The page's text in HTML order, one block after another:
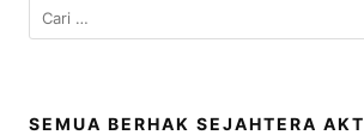
SEMUA BERHAK SEJAHTERA